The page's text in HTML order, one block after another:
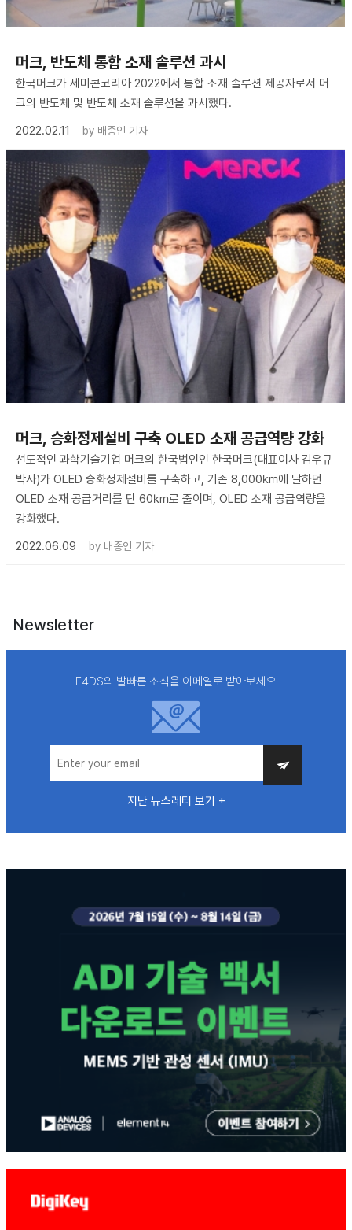
머크, 반도체 통합 소재 솔루션 과시
한국머크가 세미콘코리아 2022에서 통합 소재 솔루션 제공자로서 머
크의 반도체 및 반도체 소재 솔루션을 과시했다.
2022.02.11
by 배종인 기자
머크, 승화정제설비 구축 OLED 소재 공급역량 강화
선도적인 과학기술기업 머크의 한국법인인 한국머크(대표이사 김우규
박사)가 OLED 승화정제설비를 구축하고, 기존 8,000㎞에 달하던
OLED 소재 공급거리를 단 60㎞로 줄이며, OLED 소재 공급역량을
강화했다.
2022.06.09
by 배종인 기자
Newsletter
E4DS의 발빠른 소식을 이메일로 받아보세요
지난 뉴스레터 보기 +